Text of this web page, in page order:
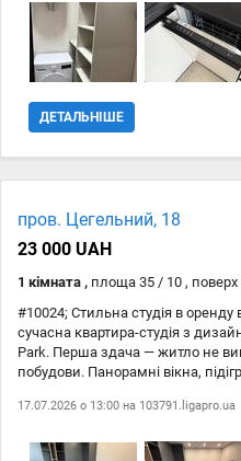
ДЕТАЛЬНІШЕ
пров. Цегельний, 18
23 000 UAH
1 кімната , площа 35 / 10 , поверх
#10024; Стильна студія в
сучасна квартира-студія з
Park. Перша здача — житло не
побудови. Панорамні вікна,
світла. Квартира повністю
мікрохвильова піч, телевізор,
17.07.2026 о 13:00 на 103791.ligapro.ua